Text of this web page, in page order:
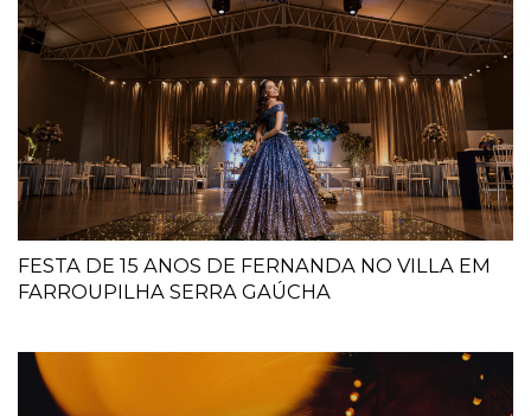
FESTA DE 15 ANOS DE FERNANDA NO VILLA EM
FARROUPILHA SERRA GAÚCHA